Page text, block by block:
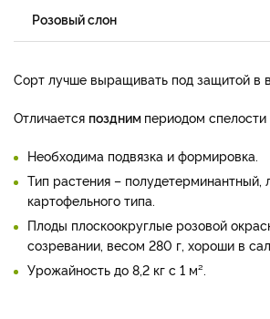
Розовый слон
Сорт лучше выращивать под защитой в
Отличается поздним периодом спелости
Необходима подвязка и формировка.
Тип растения – полудетерминантный,
картофельного типа.
Плоды плоскоокруглые розовой
созревании, весом 280 г, хороши в
Урожайность до 8,2 кг с 1 м².